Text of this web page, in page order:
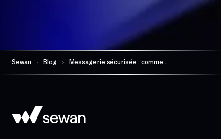
Sewan Blog Messagerie sécurisée : comment protéger ses échanges pro ?